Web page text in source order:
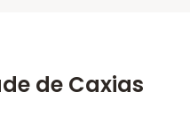
de Caxias